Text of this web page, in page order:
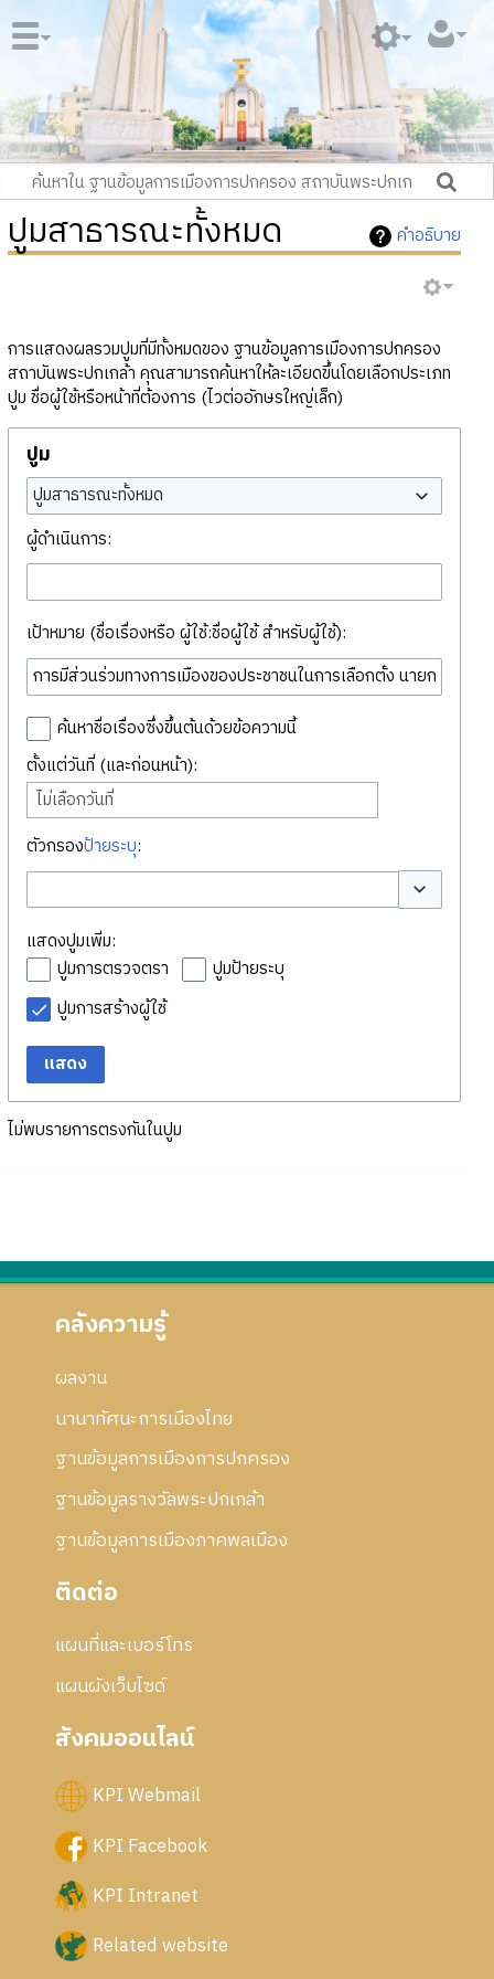
คำอธิบาย
ปูมสาธารณะทั้งหมด
การแสดงผลรวมปูมที่มีทั้งหมดของ ฐานข้อมูลการเมืองการปกครอง
สถาบันพระปกเกล้า คุณสามารถค้นหาให้ละเอียดขึ้นโดยเลือกประเภท
ปูม ชื่อผู้ใช้หรือหน้าที่ต้องการ (ไวต่ออักษรใหญ่เล็ก)
ปูม
ปูมสาธารณะทั้งหมด
ผู้ดำเนินการ:
เป้าหมาย (ชื่อเรื่องหรือ ผู้ใช้:ชื่อผู้ใช้ สำหรับผู้ใช้):
ค้นหาชื่อเรื่องซึ่งขึ้นต้นด้วยข้อความนี้
ตั้งแต่วันที่ (และก่อนหน้า):
ไม่เลือกวันที่
ตัวกรองป้ายระบุ:
สลับตัวเลือก
แสดงปูมเพิ่ม:
ปูมการตรวจตรา
ปูมป้ายระบุ
ปูมการสร้างผู้ใช้
แสดง
ไม่พบรายการตรงกันในปูม
คลังความรู้
ผลงาน
นานาทัศนะการเมืองไทย
ฐานข้อมูลการเมืองการปกครอง
ฐานข้อมูลรางวัลพระปกเกล้า
ฐานข้อมูลการเมืองภาคพลเมือง
ติดต่อ
แผนที่และเบอร์โทร
แผนผังเว็บไซด์
สังคมออนไลน์
KPI Webmail
KPI Facebook
KPI Intranet
Related website